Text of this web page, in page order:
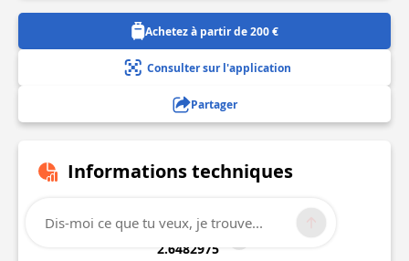
Achetez à partir de 200 €
Consulter sur l'application
Partager
Informations techniques
50.0739307
2.6482975
Dis-moi ce que tu veux, je trouve...